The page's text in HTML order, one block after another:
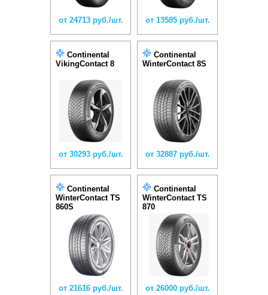
от 24713 руб./шт. от 13585 руб./шт.
Continental
VikingContact 8
от 30293 руб./шт.
Continental
WinterContact 8S
от 32887 руб./шт.
Continental
WinterContact TS
860S
от 21616 руб./шт.
Continental
WinterContact TS
870
от 26000 руб./шт.